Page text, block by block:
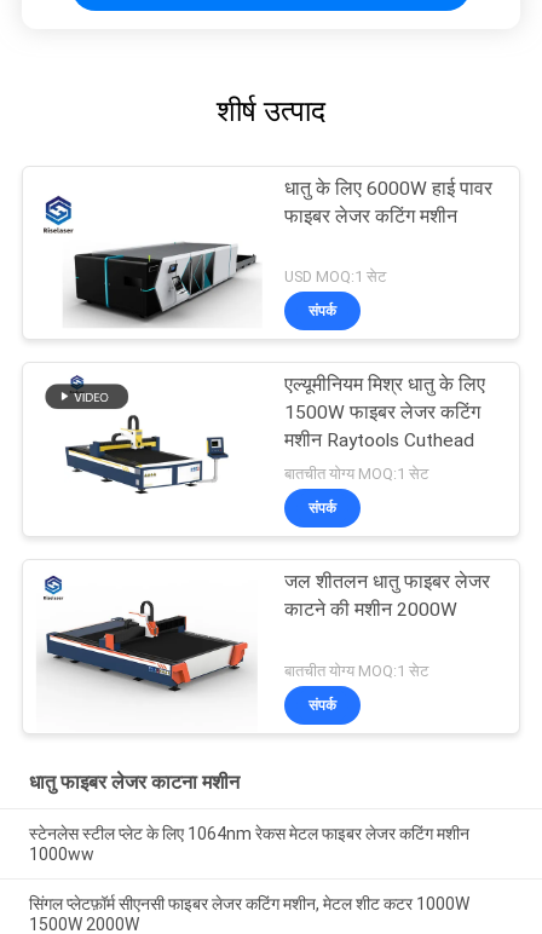
शीर्ष उत्पाद
धातु के लिए 6000W हाई पावर
फाइबर लेजर कटिंग मशीन
USD MOQ:1 सेट
संपर्क
एल्यूमीनियम मिश्र धातु के लिए
1500W फाइबर लेजर कटिंग
मशीन Raytools Cuthead
बातचीत योग्य MOQ:1 सेट
संपर्क
जल शीतलन धातु फाइबर लेजर
काटने की मशीन 2000W
बातचीत योग्य MOQ:1 सेट
संपर्क
धातु फाइबर लेजर काटना मशीन
स्टेनलेस स्टील प्लेट के लिए 1064nm रेकस मेटल फाइबर लेजर कटिंग मशीन
1000ww
सिंगल प्लेटफ़ॉर्म सीएनसी फाइबर लेजर कटिंग मशीन, मेटल शीट कटर 1000W
1500W 2000W